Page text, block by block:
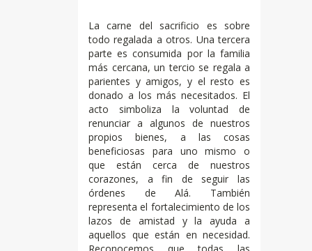
La carne del sacrificio es sobre
todo regalada a otros. Una tercera
parte es consumida por la familia
más cercana, un tercio se regala a
parientes y amigos, y el resto es
donado a los más necesitados. El
acto simboliza la voluntad de
renunciar a algunos de nuestros
propios bienes, a las cosas
beneficiosas para uno mismo o
que están cerca de nuestros
corazones, a fin de seguir las
órdenes de Alá. También
representa el fortalecimiento de los
lazos de amistad y la ayuda a
aquellos que están en necesidad.